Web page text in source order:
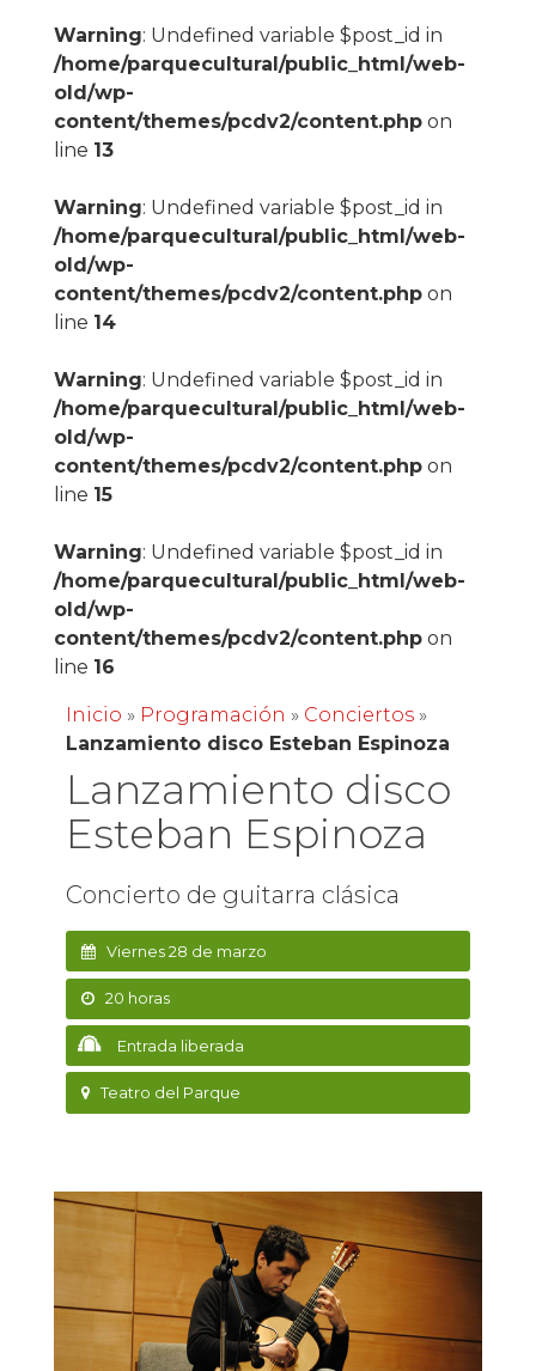
Warning: Undefined variable $post_id in
/home/parquecultural/public_html/web-
old/wp-
content/themes/pcdv2/content.phpon
line 13
Warning: Undefined variable $post_id in
/home/parquecultural/public_html/web-
old/wp-
content/themes/pcdv2/content.phpon
line 14
Warning: Undefined variable $post_id in
/home/parquecultural/public_html/web-
old/wp-
content/themes/pcdv2/content.phpon
line 15
Warning: Undefined variable $post_id in
/home/parquecultural/public_html/web-
old/wp-
content/themes/pcdv2/content.phpon
line 16
Inicio » Programación » Conciertos»
Lanzamiento disco Esteban Espinoza
Lanzamiento disco
Esteban Espinoza
Concierto de guitarra clásica
Viernes 28 de marzo
20 horas
Entrada liberada
Teatro del Parque